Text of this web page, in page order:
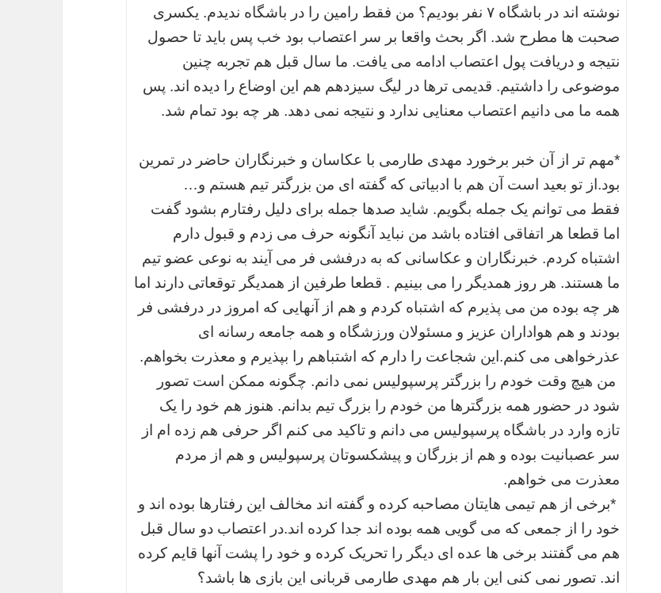
نوشته اند در باشگاه ۷ نفر بودیم؟ من فقط رامین را در باشگاه ندیدم. یکسری
صحبت ها مطرح شد. اگر بحث واقعا بر سر اعتصاب بود خب پس باید تا حصول
نتیجه و دریافت پول اعتصاب ادامه می یافت. ما سال قبل هم تجربه چنین
موضوعی را داشتیم. قدیمی ترها در لیگ سیزدهم هم این اوضاع را دیده اند. پس
همه ما می دانیم اعتصاب معنایی ندارد و نتیجه نمی دهد. هر چه بود تمام شد.
*مهم تر از آن خبر برخورد مهدی طارمی با عکاسان و خبرنگاران حاضر در تمرین
بود.از تو بعید است آن هم با ادبیاتی که گفته ای من بزرگتر تیم هستم و…
فقط می توانم یک جمله بگویم. شاید صدها جمله برای دلیل رفتارم بشود گفت
اما قطعا هر اتفاقی افتاده باشد من نباید آنگونه حرف می زدم و قبول دارم
اشتباه کردم. خبرنگاران و عکاسانی که به درفشی فر می آیند به نوعی عضو تیم
ما هستند. هر روز همدیگر را می بینیم . قطعا طرفین از همدیگر توقعاتی دارند اما
هر چه بوده من می پذیرم که اشتباه کردم و هم از آنهایی که امروز در درفشی فر
بودند و هم هواداران عزیز و مسئولان ورزشگاه و همه جامعه رسانه ای
عذرخواهی می کنم.این شجاعت را دارم که اشتباهم را بپذیرم و معذرت بخواهم.
من هیچ وقت خودم را بزرگتر پرسپولیس نمی دانم. چگونه ممکن است تصور
شود در حضور همه بزرگترها من خودم را بزرگ تیم بدانم. هنوز هم خود را یک
تازه وارد در باشگاه پرسپولیس می دانم و تاکید می کنم اگر حرفی هم زده ام از
سر عصبانیت بوده و هم از بزرگان و پیشکسوتان پرسپولیس و هم از مردم
معذرت می خواهم.
*برخی از هم تیمی هایتان مصاحبه کرده و گفته اند مخالف این رفتارها بوده اند و
خود را از جمعی که می گویی همه بوده اند جدا کرده اند.در اعتصاب دو سال قبل
هم می گفتند برخی ها عده ای دیگر را تحریک کرده و خود را پشت آنها قایم کرده
اند. تصور نمی کنی این بار هم مهدی طارمی قربانی این بازی ها باشد؟